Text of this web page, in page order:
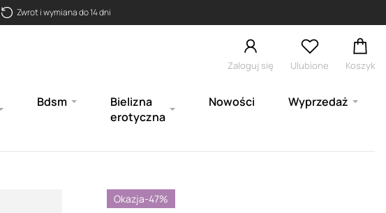
Zwrot i wymiana do 14 dni
Zaloguj się Ulubione Koszyk
Bdsm
Bielizna
erotyczna
Nowości Wyprzedaż
Okazja-47%